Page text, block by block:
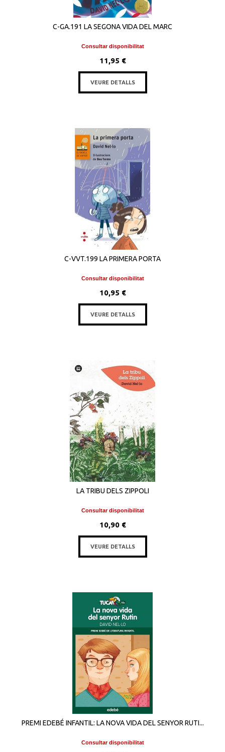
C-GA.191 LA SEGONA VIDA DEL MARC
Consultar disponibilitat
11,95 €
VEURE DETALLS
C-VVT.199 LA PRIMERA PORTA
Consultar disponibilitat
10,95 €
VEURE DETALLS
LA TRIBU DELS ZIPPOLI
Consultar disponibilitat
10,90 €
VEURE DETALLS
PREMI EDEBÉ INFANTIL: LA NOVA VIDA DEL SENYOR RUTI...
Consultar disponibilitat